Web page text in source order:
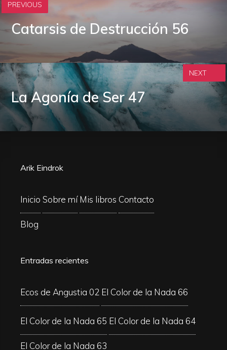
PREVIOUS
Catarsis de Destrucción 56
La Agonía de Ser 47
NEXT
Arik Eindrok
Inicio Sobre mí Mis libros Contacto
Blog
Entradas recientes
Ecos de Angustia 02 El Color de la Nada 66
El Color de la Nada 65 El Color de la Nada 64
El Color de la Nada 63